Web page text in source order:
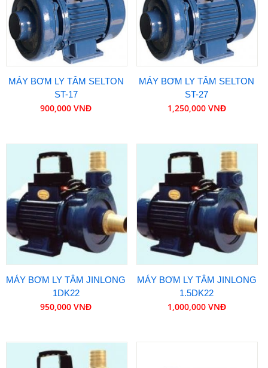
MÁY BƠM LY TÂM SELTON
ST-17
900,000 VNĐ
MÁY BƠM LY TÂM SELTON
ST-27
1,250,000 VNĐ
MÁY BƠM LY TÂM JINLONG
1DK22
950,000 VNĐ
MÁY BƠM LY TÂM JINLONG
1.5DK22
1,000,000 VNĐ